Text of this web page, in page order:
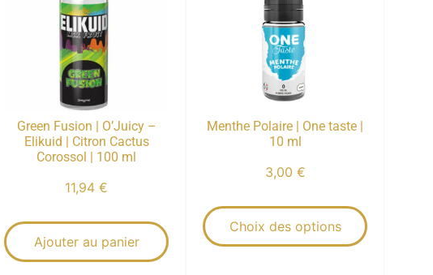
Green Fusion | O’Juicy –
Elikuid | Citron Cactus
Corossol | 100 ml
11,94€
Ajouter au panier
Menthe Polaire | One taste |
10 ml
3,00 €
Choix des options